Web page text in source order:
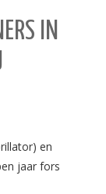
IN
en
jaar fors